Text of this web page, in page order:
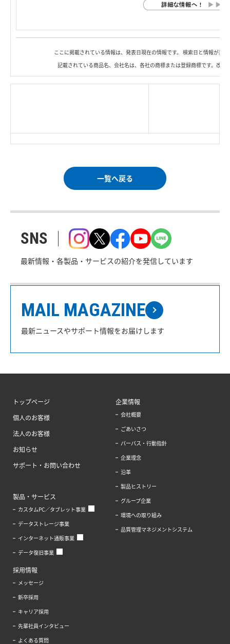
ここに掲載されている情報は、発表日現在の情報です。 検索日と情報が異
記載されている商品名、会社名は、各社の商標または登録商標です。改
一覧へ戻る
SNS
最新情報・各製品・サービスの紹介を発信しています
MAIL MAGAZINE
最新ニュースやサポート情報をお届けします
トップページ
個人のお客様
法人のお客様
お知らせ
サポート・お問い合わせ
製品・サービス
カスタムPC／タブレット事業
データストレージ事業
インターネット通販事業
データ復旧事業
企業情報
会社概要
ごあいさつ
パーパス・行動指針
企業理念
沿革
製品ヒストリー
グループ企業
環境への取り組み
品質管理マネジメントシステム
採用情報
メッセージ
新卒採用
キャリア採用
先輩社員インタビュー
よくある質問